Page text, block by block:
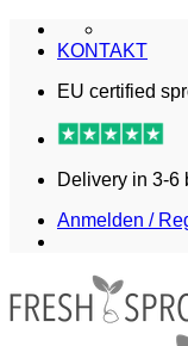
Zum
Inhalt
KONTAKT
EU certified
Delivery in 3-6
Anmelden /